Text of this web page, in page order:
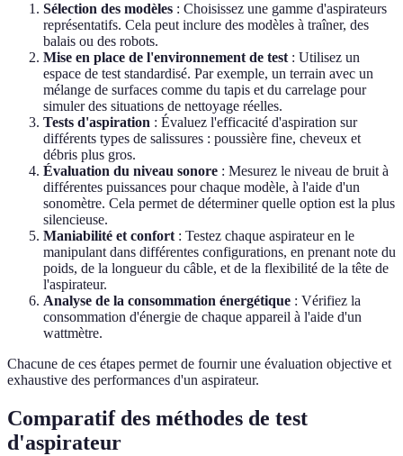
Sélection des modèles : Choisissez une gamme d'aspirateurs
représentatifs. Cela peut inclure des modèles à traîner, des
balais ou des robots.
Mise en place de l'environnement de test : Utilisez un
espace de test standardisé. Par exemple, un terrain avec un
mélange de surfaces comme du tapis et du carrelage pour
simuler des situations de nettoyage réelles.
Tests d'aspiration : Évaluez l'efficacité d'aspiration sur
différents types de salissures : poussière fine, cheveux et
débris plus gros.
Évaluation du niveau sonore : Mesurez le niveau de bruit à
différentes puissances pour chaque modèle, à l'aide d'un
sonomètre. Cela permet de déterminer quelle option est la plus
silencieuse.
Maniabilité et confort : Testez chaque aspirateur en le
manipulant dans différentes configurations, en prenant note du
poids, de la longueur du câble, et de la flexibilité de la tête de
l'aspirateur.
Analyse de la consommation énergétique : Vérifiez la
consommation d'énergie de chaque appareil à l'aide d'un
wattmètre.
Chacune de ces étapes permet de fournir une évaluation objective et
exhaustive des performances d'un aspirateur.
Comparatif des méthodes de test
d'aspirateur